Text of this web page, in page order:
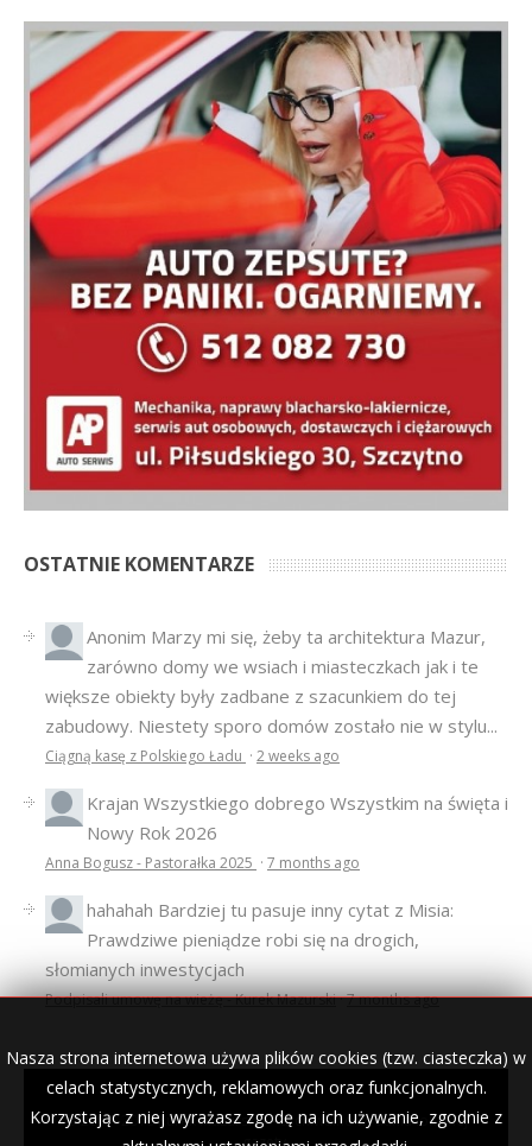
OSTATNIE KOMENTARZE
Anonim Marzy mi się, żeby ta architektura Mazur,
zarówno domy we wsiach i miasteczkach jak i te
większe obiekty były zadbane z szacunkiem do tej
zabudowy. Niestety sporo domów zostało nie w stylu...
Ciągną kasę z Polskiego Ładu · 2 weeks ago
Krajan Wszystkiego dobrego Wszystkim na święta i
Nowy Rok 2026
Anna Bogusz - Pastorałka 2025 · 7 months ago
hahahah Bardziej tu pasuje inny cytat z Misia:
Prawdziwe pieniądze robi się na drogich,
słomianych inwestycjach
Podpisali umowę na wieżę - Kurek Mazurski·7 months ago
Nasza strona internetowa używa plików cookies (tzw. ciasteczka) w
celach statystycznych, reklamowych oraz funkcjonalnych.
Korzystając z niej wyrażasz zgodę na ich używanie, zgodnie z
© 2007–2018 Kurek Mazurski — archiwalne wydania lokalnej